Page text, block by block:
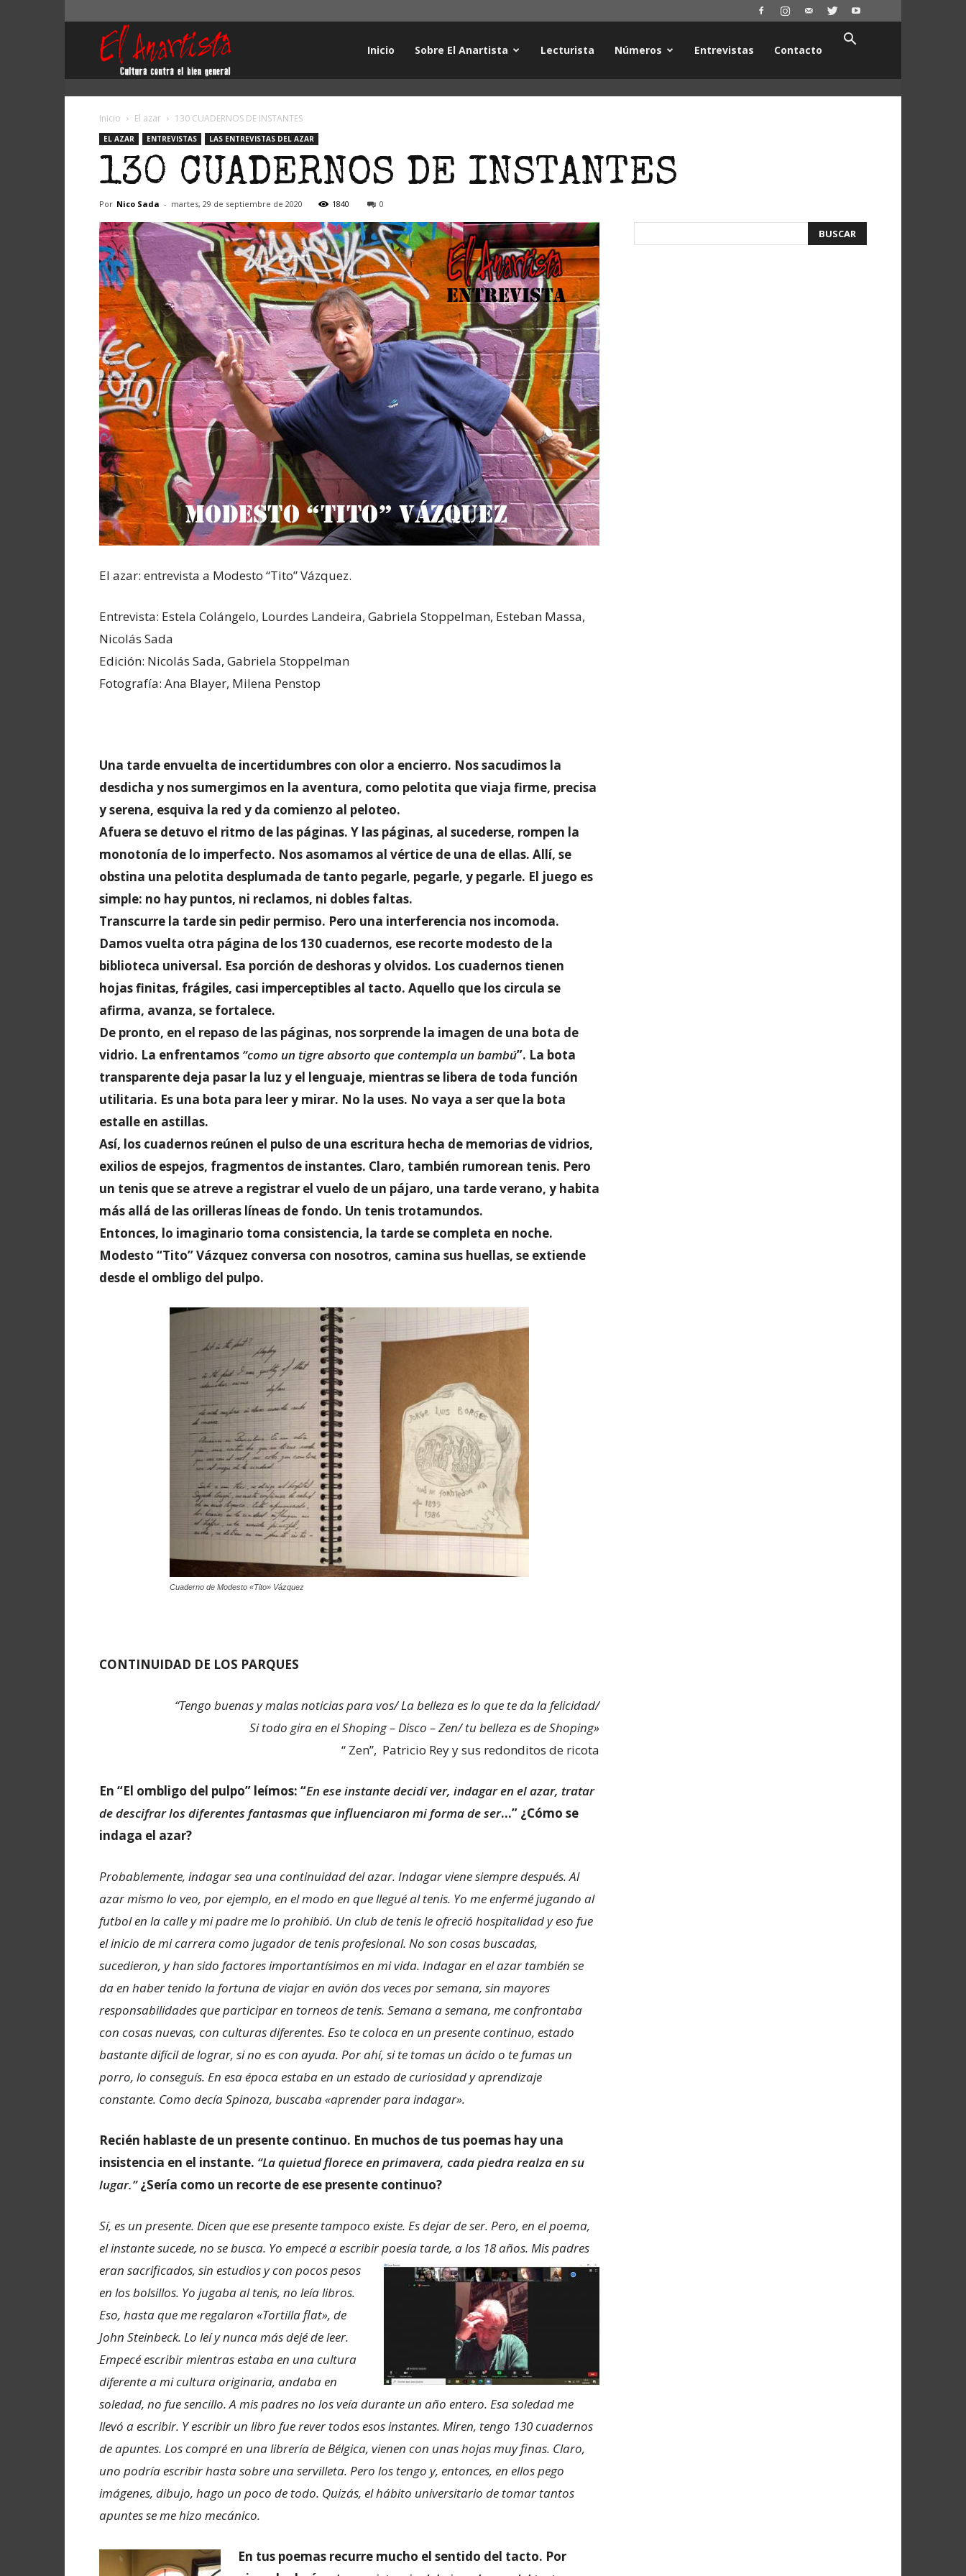
Inicio Sobre El Anartista Lecturista Números Entrevistas Contacto
Inicio El azar 130 CUADERNOS DE INSTANTES
EL AZAR ENTREVISTAS LAS ENTREVISTAS DEL AZAR
130 CUADERNOS DE INSTANTES
Por Nico Sada - martes, 29 de septiembre de 2020 1840 0
El azar: entrevista a Modesto “Tito” Vázquez.
Entrevista: Estela Colángelo, Lourdes Landeira, Gabriela Stoppelman, Esteban Massa,
Nicolás Sada
Edición: Nicolás Sada, Gabriela Stoppelman
Fotografía: Ana Blayer, Milena Penstop
Una tarde envuelta de incertidumbres con olor a encierro. Nos sacudimos la
desdicha y nos sumergimos en la aventura, como pelotita que viaja firme, precisa
y serena, esquiva la red y da comienzo al peloteo.
Afuera se detuvo el ritmo de las páginas. Y las páginas, al sucederse, rompen la
monotonía de lo imperfecto. Nos asomamos al vértice de una de ellas. Allí, se
obstina una pelotita desplumada de tanto pegarle, pegarle, y pegarle. El juego es
simple: no hay puntos, ni reclamos, ni dobles faltas.
Transcurre la tarde sin pedir permiso. Pero una interferencia nos incomoda.
Damos vuelta otra página de los 130 cuadernos, ese recorte modesto de la
biblioteca universal. Esa porción de deshoras y olvidos. Los cuadernos tienen
hojas finitas, frágiles, casi imperceptibles al tacto. Aquello que los circula se
afirma, avanza, se fortalece.
De pronto, en el repaso de las páginas, nos sorprende la imagen de una bota de
vidrio. La enfrentamos “como un tigre absorto que contempla un bambú”. La bota
transparente deja pasar la luz y el lenguaje, mientras se libera de toda función
utilitaria. Es una bota para leer y mirar. No la uses. No vaya a ser que la bota
estalle en astillas.
Así, los cuadernos reúnen el pulso de una escritura hecha de memorias de vidrios,
exilios de espejos, fragmentos de instantes. Claro, también rumorean tenis. Pero
un tenis que se atreve a registrar el vuelo de un pájaro, una tarde verano, y habita
más allá de las orilleras líneas de fondo. Un tenis trotamundos.
Entonces, lo imaginario toma consistencia, la tarde se completa en noche.
Modesto “Tito” Vázquez conversa con nosotros, camina sus huellas, se extiende
desde el ombligo del pulpo.
Cuaderno de Modesto «Tito» Vázquez
CONTINUIDAD DE LOS PARQUES
“Tengo buenas y malas noticias para vos/ La belleza es lo que te da la felicidad/
Si todo gira en el Shoping – Disco – Zen/ tu belleza es de Shoping»
“ Zen”, Patricio Rey y sus redonditos de ricota
En “El ombligo del pulpo” leímos: “En ese instante decidí ver, indagar en el azar, tratar
de descifrar los diferentes fantasmas que influenciaron mi forma de ser…” ¿Cómo se
indaga el azar?
Probablemente, indagar sea una continuidad del azar. Indagar viene siempre después. Al
azar mismo lo veo, por ejemplo, en el modo en que llegué al tenis. Yo me enfermé jugando al
futbol en la calle y mi padre me lo prohibió. Un club de tenis le ofreció hospitalidad y eso fue
el inicio de mi carrera como jugador de tenis profesional. No son cosas buscadas,
sucedieron, y han sido factores importantísimos en mi vida. Indagar en el azar también se
da en haber tenido la fortuna de viajar en avión dos veces por semana, sin mayores
responsabilidades que participar en torneos de tenis. Semana a semana, me confrontaba
con cosas nuevas, con culturas diferentes. Eso te coloca en un presente continuo, estado
bastante difícil de lograr, si no es con ayuda. Por ahí, si te tomas un ácido o te fumas un
porro, lo conseguís. En esa época estaba en un estado de curiosidad y aprendizaje
constante. Como decía Spinoza, buscaba «aprender para indagar».
Recién hablaste de un presente continuo. En muchos de tus poemas hay una
insistencia en el instante. “La quietud florece en primavera, cada piedra realza en su
lugar.”¿Sería como un recorte de ese presente continuo?
Sí, es un presente. Dicen que ese presente tampoco existe. Es dejar de ser. Pero, en el poema,
el instante sucede, no se busca. Yo empecé a escribir poesía tarde, a los 18 años. Mis padres
eran sacrificados, sin estudios y con pocos pesos
en los bolsillos. Yo jugaba al tenis, no leía libros.
Eso, hasta que me regalaron «Tortilla flat», de
John Steinbeck. Lo leí y nunca más dejé de leer.
Empecé escribir mientras estaba en una cultura
diferente a mi cultura originaria, andaba en
soledad, no fue sencillo. A mis padres no los veía durante un año entero. Esa soledad me
llevó a escribir. Y escribir un libro fue rever todos esos instantes. Miren, tengo 130 cuadernos
de apuntes. Los compré en una librería de Bélgica, vienen con unas hojas muy finas. Claro,
uno podría escribir hasta sobre una servilleta. Pero los tengo y, entonces, en ellos pego
imágenes, dibujo, hago un poco de todo. Quizás, el hábito universitario de tomar tantos
apuntes se me hizo mecánico.
En tus poemas recurre mucho el sentido del tacto. Por